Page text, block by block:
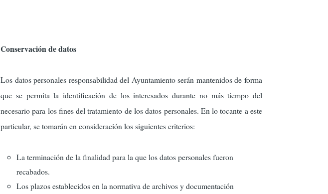
Conservación de datos
Los datos personales responsabilidad del Ayuntamiento serán mantenidos de forma
que se permita la identificación de los interesados durante no más tiempo del
necesario para los fines del tratamiento de los datos personales. En lo tocante a este
particular, se tomarán en consideración los siguientes criterios:
La terminación de la finalidad para la que los datos personales fueron
recabados.
Los plazos establecidos en la normativa de archivos y documentación